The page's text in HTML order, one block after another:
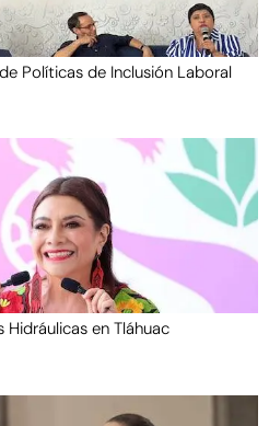
Políticas de Inclusión Laboral
en Tláhuac